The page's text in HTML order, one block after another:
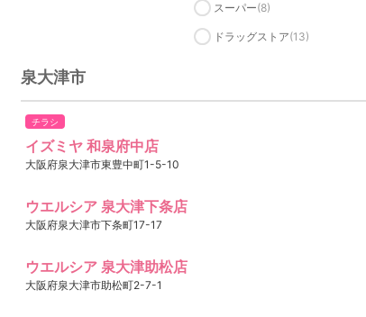
スーパー(8)
ドラッグストア(13)
泉大津市
チラシ
イズミヤ 和泉府中店
大阪府泉大津市東豊中町1-5-10
ウエルシア 泉大津下条店
大阪府泉大津市下条町17-17
ウエルシア 泉大津助松店
大阪府泉大津市助松町2-7-1